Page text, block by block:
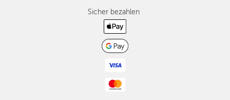
Sicher bezahlen